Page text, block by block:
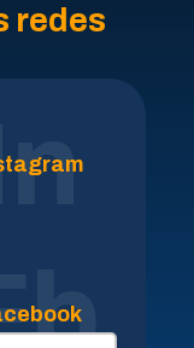
redes